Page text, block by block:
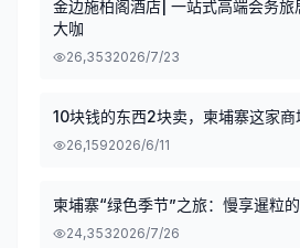
金边施柏阁酒店| 一站式高端会务
大咖
26,3532026/7/23
10块钱的东西2块卖，柬埔寨这家商
26,1592026/6/11
柬埔寨“绿色季节”之旅：慢享暹粒
24,3532026/7/26